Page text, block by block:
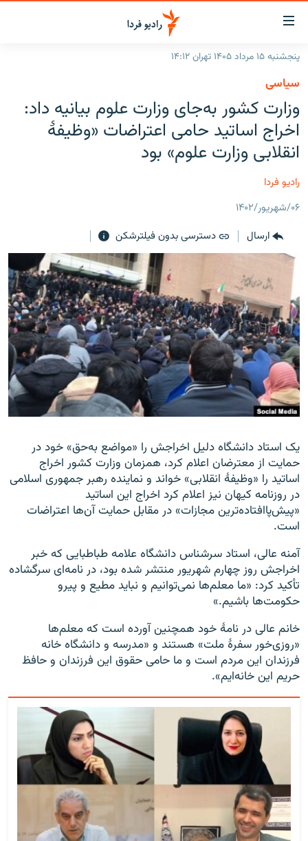
لینک‌های
قابلیت
دسترسی
بازگشت
منوی
اصلی
رفتن
صفحه
جستجو
ایران
جهان
رادیو
گزارش‌های ویدئویی
English
به ما بپیوندید
زبان‌های دیگر
پنجشنبه ۱۵ مرداد ۱۴۰۵ تهران ۱۴:۱۲
سیاسی
وزارت کشور به‌جای وزارت علوم بیانیه داد:
اخراج اساتید حامی اعتراضات «وظیفهٔ
انقلابی وزارت علوم» بود
رادیو فردا
۰۶/شهریور/۱۴۰۲
ارسال
دسترسی بدون فیلترشکن
یک استاد دانشگاه دلیل اخراجش را «مواضع به‌حق» خود در
حمایت از معترضان اعلام کرد، همزمان وزارت کشور اخراج
اساتید را «وظیفهٔ انقلابی» خواند و نماینده رهبر جمهوری اسلامی
در روزنامه کیهان نیز اعلام کرد اخراج این اساتید
«پیش‌پاافتاده‌ترین مجازات» در مقابل حمایت آن‌ها اعتراضات
است.
آمنه عالی، استاد سرشناس دانشگاه علامه طباطبایی که خبر
اخراجش روز چهارم شهریور منتشر شده بود، در نامه‌ای سرگشاده
تأکید کرد: «ما معلم‌ها نمی‌توانيم و نباید مطیع و پیرو
حکومت‌ها باشیم.»
خانم عالی در نامهٔ خود همچنین آورده است که معلم‌ها
«روزی‌خور سفرهٔ ملت» هستند و «مدرسه و دانشگاه خانه
فرزندان این مردم است و ما حامی حقوق این فرزندان و حافظ
حریم این خانه‌ایم».